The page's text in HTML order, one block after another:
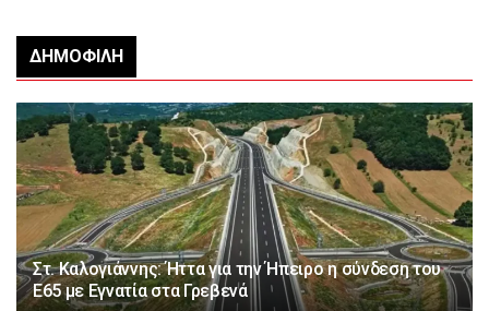
ΔΗΜΟΦΙΛΉ
Στ. Καλογιάννης: Ήττα για την Ήπειρο η σύνδεση του
Ε65 με Εγνατία στα Γρεβενά